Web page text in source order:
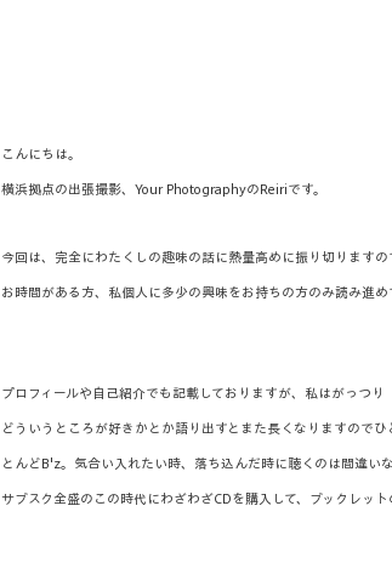
こんにちは。
横浜拠点の出張撮影、Your PhotographyのReiriです。
今回は、完全にわたくしの趣味の話に熱量高めに振り切ります
お時間がある方、私個人に多少の興味をお持ちの方のみ読み進め
プロフィールや自己紹介でも記載しておりますが、私はがっつり
どういうところが好きかとか語り出すとまた長くなりますので
とんどB'z。気合い入れたい時、落ち込んだ時に聴くのは間違い
サブスク全盛のこの時代にわざわざCDを購入して、ブックレッ